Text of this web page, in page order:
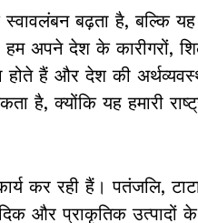
बढ़ता है, बल्कि यह
अपने देश के कारीगरों,
हैं और देश की
है, क्योंकि यह हमारी
कर रही हैं। पतंजलि,
और प्राकृतिक